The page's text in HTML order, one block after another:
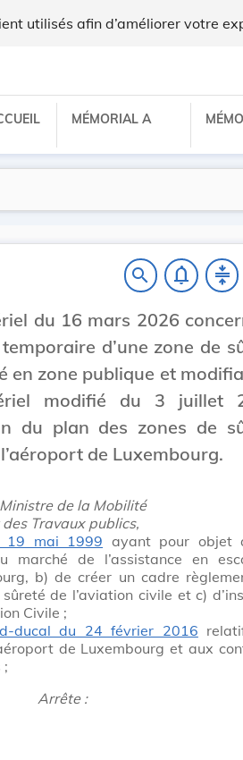
utilisés afin d’améliorer votre
MÉMORIAL A
search notifications_none compress
du 16 mars 2026
d’une zone de
en zone publique et
modifié du 3 juillet
du plan des zones de
de Luxembourg.
de la Mobilité
Travaux publics,
19 mai 1999 ayant pour objet
marché de l’assistance en
b) de créer un cadre
de l’aviation civile et c)
Civile ;
ducal du 24 février 2016
de Luxembourg et aux
;
Arrête :